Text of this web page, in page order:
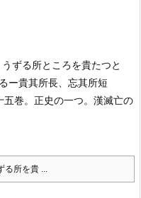
ずる所ところを貴たつと
ー貴其所長、忘其所短
五巻。正史の一つ。漢滅亡の
る所を貴 ...